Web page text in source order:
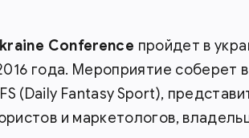
Conference пройдет в
года. Мероприятие соберет
(Daily Fantasy Sport),
и маркетологов,